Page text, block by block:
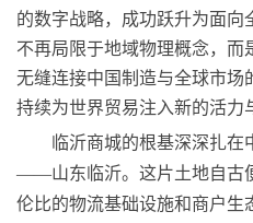
的数字战略，成功跃升为面向
不再局限于地域物理概念，而
无缝连接中国制造与全球市场
持续为世界贸易注入新的活力
临沂商城的根基深深扎
——山东临沂。这片土地自古
伦比的物流基础设施和商户生